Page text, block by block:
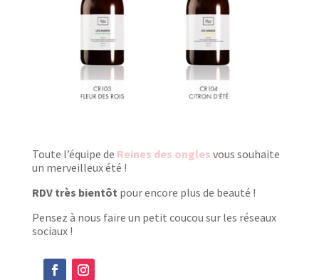
Toute l’équipe de Reines des ongles vous souhaite
un merveilleux été !
RDV très bientôt pour encore plus de beauté !
Pensez à nous faire un petit coucou sur les réseaux
sociaux !